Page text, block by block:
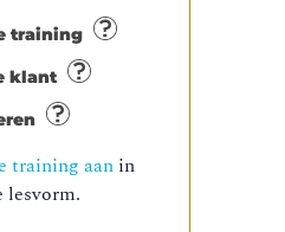
training
klant
training aanin
lesvorm.